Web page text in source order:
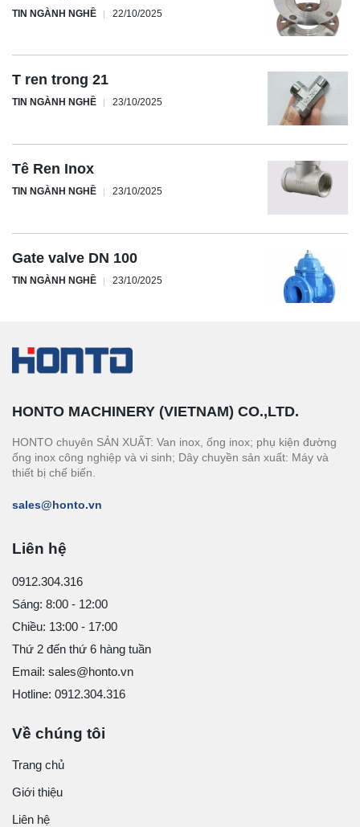
TIN NGÀNH NGHỀ 22/10/2025
T ren trong 21
TIN NGÀNH NGHỀ 23/10/2025
Tê Ren Inox
TIN NGÀNH NGHỀ 23/10/2025
Gate valve DN 100
TIN NGÀNH NGHỀ 23/10/2025
HONTO MACHINERY (VIETNAM) CO.,LTD.
HONTO chuyên SẢN XUẤT: Van inox, ống inox; phụ kiện đường
ống inox công nghiệp và vi sinh; Dây chuyền sản xuất: Máy và
thiết bị chế biến.
sales@honto.vn
Liên hệ
0912.304.316
Sáng: 8:00 - 12:00
Chiều: 13:00 - 17:00
Thứ 2 đến thứ 6 hàng tuần
Email: sales@honto.vn
Hotline: 0912.304.316
Về chúng tôi
Trang chủ
Giới thiệu
Liên hệ